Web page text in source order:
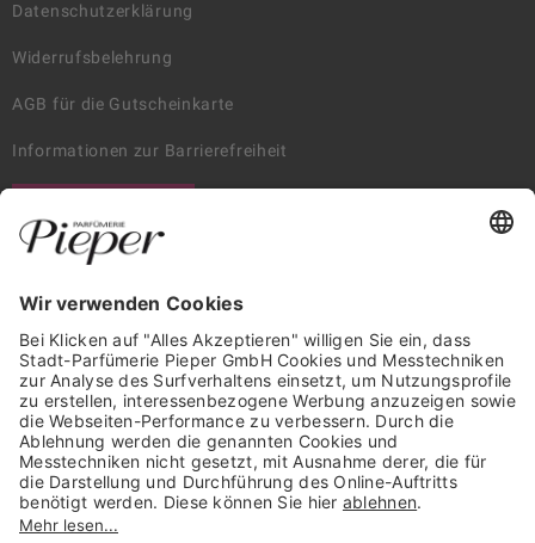
Datenschutzerklärung
Widerrufsbelehrung
AGB für die Gutscheinkarte
Informationen zur Barrierefreiheit
Trusted Shops Mitglied seit 2010